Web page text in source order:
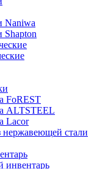
Naniwa
Shapton
FoREST
ALTSTEEL
Lacor
нержавеющей стали
инвентарь